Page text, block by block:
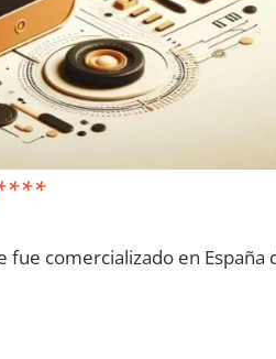
comercializado en España